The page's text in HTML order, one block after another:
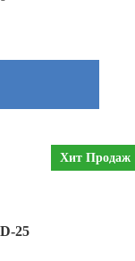
Хит Продаж